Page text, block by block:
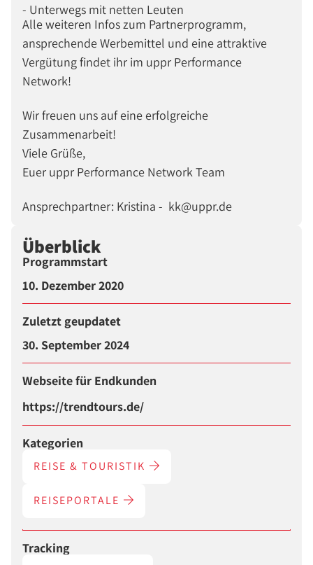
- Unterwegs mit netten Leuten
Alle weiteren Infos zum Partnerprogramm,
ansprechende Werbemittel und eine attraktive
Vergütung findet ihr im uppr Performance
Network!
Wir freuen uns auf eine erfolgreiche
Zusammenarbeit!
Viele Grüße,
Euer uppr Performance Network Team
Ansprechpartner: Kristina - kk@uppr.de
Überblick
Programmstart
10. Dezember 2020
Zuletzt geupdatet
30. September 2024
Webseite für Endkunden
https://trendtours.de/
Kategorien
REISE & TOURISTIK
REISEPORTALE
Tracking